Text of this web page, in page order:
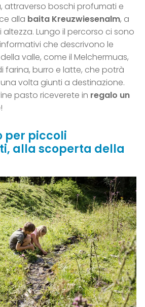
attraverso boschi profumati e
alla baita Kreuzwiesenalm, a
altezza. Lungo il percorso ci sono
che descrivono le
valle, come il Melchermuas,
farina, burro e latte, che potrà
volta giunti a destinazione.
pasto riceverete in regalo un
!
per piccoli
alla scoperta della